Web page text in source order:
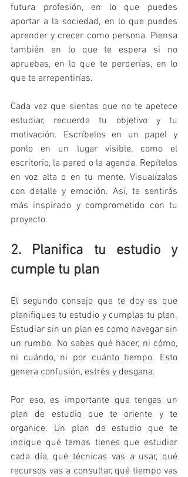
futura profesión, en lo que puedes
aportar a la sociedad, en lo que puedes
aprender y crecer como persona. Piensa
también en lo que te espera si no
apruebas, en lo que te perderías, en lo
que te arrepentirías.
Cada vez que sientas que no te apetece
estudiar, recuerda tu objetivo y tu
motivación. Escríbelos en un papel y
ponlo en un lugar visible, como el
escritorio, la pared o la agenda. Repítelos
en voz alta o en tu mente. Visualízalos
con detalle y emoción. Así, te sentirás
más inspirado y comprometido con tu
proyecto.
2. Planifica tu estudio y
cumple tu plan
El segundo consejo que te doy es que
planifiques tu estudio y cumplas tu plan.
Estudiar sin un plan es como navegar sin
un rumbo. No sabes qué hacer, ni cómo,
ni cuándo, ni por cuánto tiempo. Esto
genera confusión, estrés y desgana.
Por eso, es importante que tengas un
plan de estudio que te oriente y te
organice. Un plan de estudio que te
indique qué temas tienes que estudiar
cada día, qué técnicas vas a usar, qué
recursos vas a consultar, qué tiempo vas